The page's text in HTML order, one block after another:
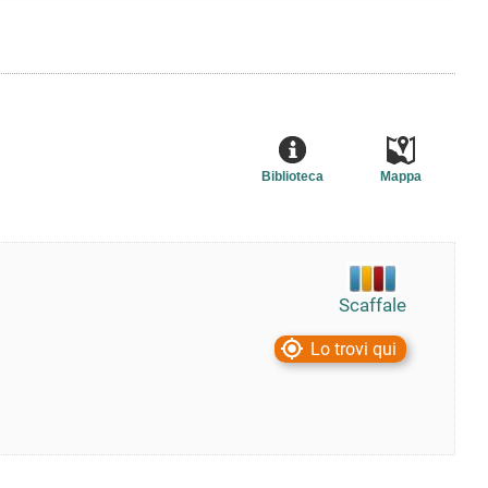
Mappa
Biblioteca
Scaffale
Lo trovi qui